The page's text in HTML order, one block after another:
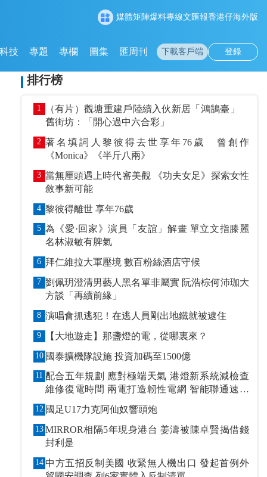
媒體矩陣爆料專線文匯報香港仔海外版
技 專題 專欄 圖集 匯周刊 下載客戶端 登錄
排行榜
1
（有片）觀塘重建戶陸續入伙新居「鴻鵠臺」
舊街坊：「開心過中六合彩」
2 著名填詞人黎彼得去世享年76歲 曾創作
《Monica》《半斤八兩》
3 當無厘頭遇上時代審美觀 《功夫女足》探索女性
敘事新可能
4 黎彼得離世 享年76歲
5 為《愛·回家》演員「友誼」解畫 單立文指滕麗
名林淑敏有脾氣
6 拜仁維拉大軍壓境 數百粉絲酒店守候
7 劉佩玥澄清男藝人黑名單非屬實 阮浩棕何沛珈大
方談「再續前緣」
8 演唱會抓逃犯！在逃人員剛出地鐵就被逮住
9 【大地遊走】那盞燈的電，從哪裏來？
10 國泰擴機隊設施 投資加碼至1500億
11 配合五年規劃 應對極端天氣 港燈新系統減檢查
維修復電時間 兩電打造韌性電網 智能聯通速應
萬變
12 國足U17力克阿仙奴響頭炮
13 MIRROR相隔5年現身港台 姜濤被陳卓賢揭借錢
封利是
14 中方五招反制美國 收緊無人機出口 發起首例外